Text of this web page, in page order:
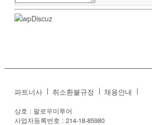
파트너사 취소환불규정 채용안내
상호 : 팔로우미투어
사업자등록번호 : 214-18-85980